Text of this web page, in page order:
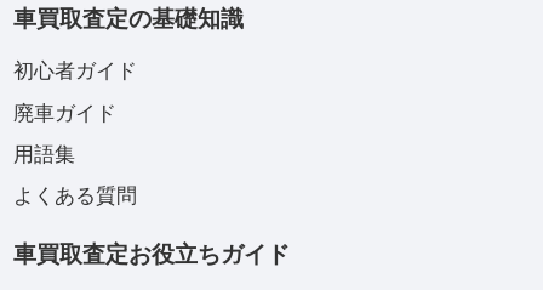
車買取査定の基礎知識
初心者ガイド
廃車ガイド
用語集
よくある質問
車買取査定お役立ちガイド